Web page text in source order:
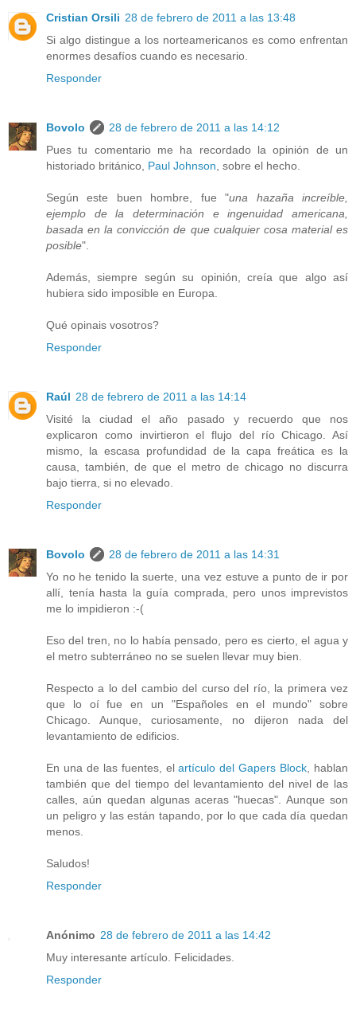
Cristian Orsili 28 de febrero de 2011 a las 13:48
Si algo distingue a los norteamericanos es como enfrentan
enormes desafíos cuando es necesario.
Responder
Bovolo
28 de febrero de 2011 a las 14:12
Pues tu comentario me ha recordado la opinión de un
historiado británico, Paul Johnson , sobre el hecho.
Según este buen hombre, fue "una hazaña increíble,
ejemplo de la determinación e ingenuidad americana,
basada en la convicción de que cualquier cosa material es
posible".
Además, siempre según su opinión, creía que algo así
hubiera sido imposible en Europa.
Qué opinais vosotros?
Responder
Raúl 28 de febrero de 2011 a las 14:14
Visité la ciudad el año pasado y recuerdo que nos
explicaron como invirtieron el flujo del río Chicago. Así
mismo, la escasa profundidad de la capa freática es la
causa, también, de que el metro de chicago no discurra
bajo tierra, si no elevado.
Responder
Bovolo
28 de febrero de 2011 a las 14:31
Yo no he tenido la suerte, una vez estuve a punto de ir por
allí, tenía hasta la guía comprada, pero unos imprevistos
me lo impidieron :-(
Eso del tren, no lo había pensado, pero es cierto, el agua y
el metro subterráneo no se suelen llevar muy bien.
Respecto a lo del cambio del curso del río, la primera vez
que lo oí fue en un "Españoles en el mundo" sobre
Chicago. Aunque, curiosamente, no dijeron nada del
levantamiento de edificios.
En una de las fuentes, elartículo del Gapers Block , hablan
también que del tiempo del levantamiento del nivel de las
calles, aún quedan algunas aceras "huecas". Aunque son
un peligro y las están tapando, por lo que cada día quedan
menos.
Saludos!
Responder
Anónimo 28 de febrero de 2011 a las 14:42
Muy interesante artículo. Felicidades.
Responder